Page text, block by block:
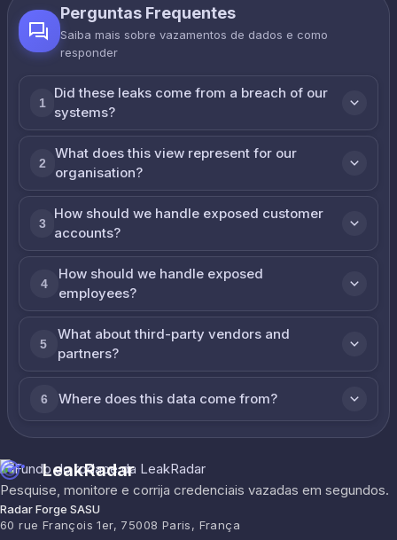
Perguntas Frequentes
Saiba mais sobre vazamentos de dados e como
responder
1
Did these leaks come from a breach of our
systems?
2
What does this view represent for our
organisation?
3
How should we handle exposed customer
accounts?
4
How should we handle exposed
employees?
5
What about third-party vendors and
partners?
6 Where does this data come from?
LeakRadar
Pesquise, monitore e corrija credenciais vazadas em segundos.
Radar Forge SASU
60 rue François 1er, 75008 Paris, França